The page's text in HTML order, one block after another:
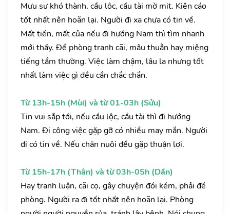
Mưu sự khó thành, cầu lộc, cầu tài mờ mịt. Kiện cáo
tốt nhất nên hoãn lại. Người đi xa chưa có tin về.
Mất tiền, mất của nếu đi hướng Nam thì tìm nhanh
mới thấy. Đề phòng tranh cãi, mâu thuẫn hay miệng
tiếng tầm thường. Việc làm chậm, lâu la nhưng tốt
nhất làm việc gì đều cần chắc chắn.
Từ 13h-15h (Mùi) và từ 01-03h (Sửu)
Tin vui sắp tới, nếu cầu lộc, cầu tài thì đi hướng
Nam. Đi công việc gặp gỡ có nhiều may mắn. Người
đi có tin về. Nếu chăn nuôi đều gặp thuận lợi.
Từ 15h-17h (Thân) và từ 03h-05h (Dần)
Hay tranh luận, cãi cọ, gây chuyện đói kém, phải đề
phòng. Người ra đi tốt nhất nên hoãn lại. Phòng